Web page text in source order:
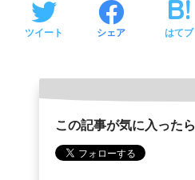
ツイート シェア はてブ
この記事が気に入った